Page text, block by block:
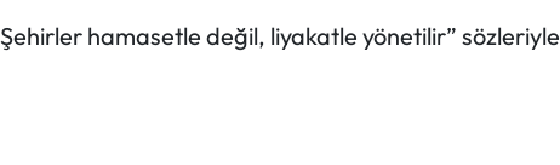
hamasetle değil, liyakatle yönetilir” sözleriyle